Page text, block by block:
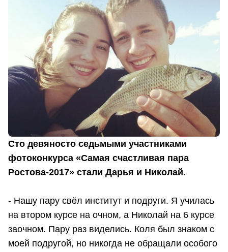
Сто девяносто седьмыми участниками
фотоконкурса «Самая счастливая пара
Ростова-2017» стали Дарья и Николай.
- Нашу пару свёл институт и подруги. Я училась
на втором курсе на очном, а Николай на 6 курсе
заочном. Пару раз виделись. Коля был знаком с
моей подругой, но никогда не обращали особого